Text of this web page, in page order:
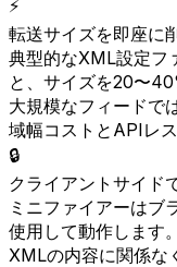
⚡
転送サイズを即座に
典型的なXML設定フ
と、サイズを20〜
大規模なフィードで
域幅コストとAPIレ
🔒
クライアントサイド
ミニファイアーはブ
使用して動作します
XMLの内容に関係な